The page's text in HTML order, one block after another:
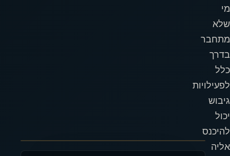
מי
שלא
מתחבר
בדרך
כלל
לפעילויות
גיבוש
יכול
להיכנס
אליה